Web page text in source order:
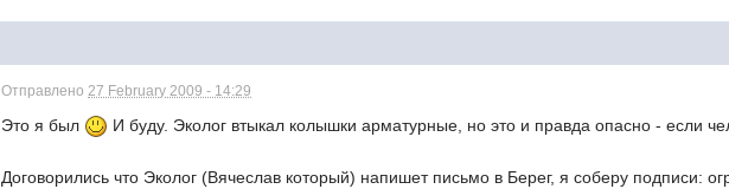
Отправлено27 February 2009 - 14:29
Это я был И буду. Эколог втыкал колышки арматурные, но это и правда опасно - если
Договорились что Эколог (Вячеслав который) напишет письмо в Берег, я соберу подписи: